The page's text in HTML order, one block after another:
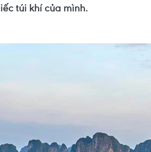
túi khí của mình.